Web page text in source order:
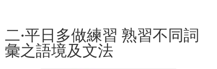
二·平日多做練習 熟習不同詞
彙之語境及文法